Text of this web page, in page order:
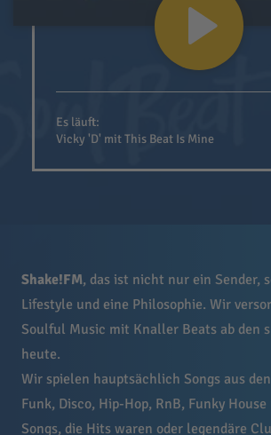
Es läuft:
Vicky 'D' mit This Beat Is Mine
Shake!FM, das ist nicht nur ein Sender,
Lifestyle und eine Philosophie. Wir
Soulful Music mit Knaller Beats ab den
heute.
Wir spielen hauptsächlich Songs aus
Funk, Disco, Hip-Hop, RnB, Funky
Songs, die Hits waren oder legendäre